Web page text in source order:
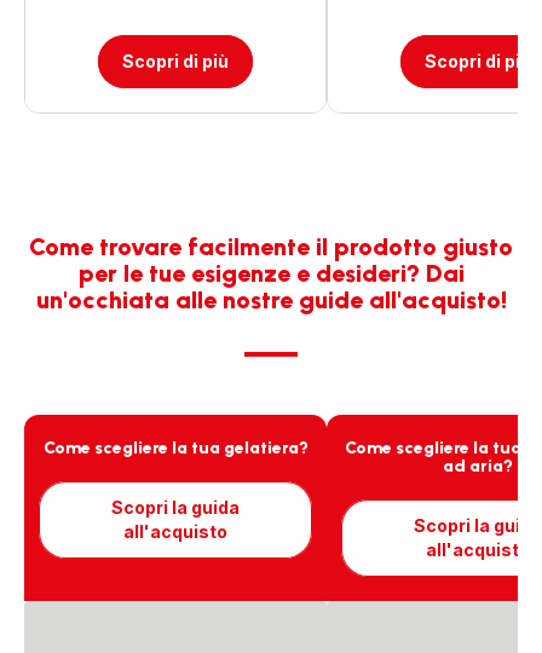
Scopri di più Scopri di più
Come trovare facilmente il prodotto giusto
per le tue esigenze e desideri? Dai
un'occhiata alle nostre guide all'acquisto!
Come scegliere la tua gelatiera?
Scopri la guida
all'acquisto
Come scegliere la tua
ad aria?
Scopri la guida
all'acquisto